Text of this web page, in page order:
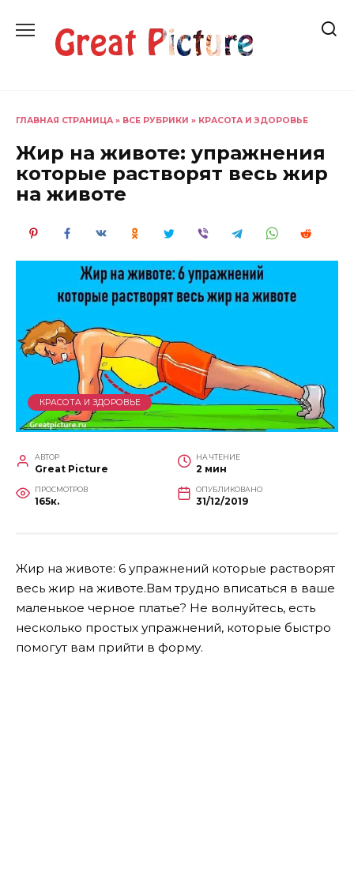
содержанию
ГЛАВНАЯ СТРАНИЦА » ВСЕ РУБРИКИ » КРАСОТА И ЗДОРОВЬЕ
Жир на животе: упражнения
которые растворят весь жир
на животе
КРАСОТА И ЗДОРОВЬЕ
АВТОР
Great Picture
НА ЧТЕНИЕ
2 мин
ПРОСМОТРОВ
165к.
ОПУБЛИКОВАНО
31/12/2019
Жир на животе: 6 упражнений которые растворят
весь жир на животе.Вам трудно вписаться в ваше
маленькое черное платье? Не волнуйтесь, есть
несколько простых упражнений, которые быстро
помогут вам прийти в форму.